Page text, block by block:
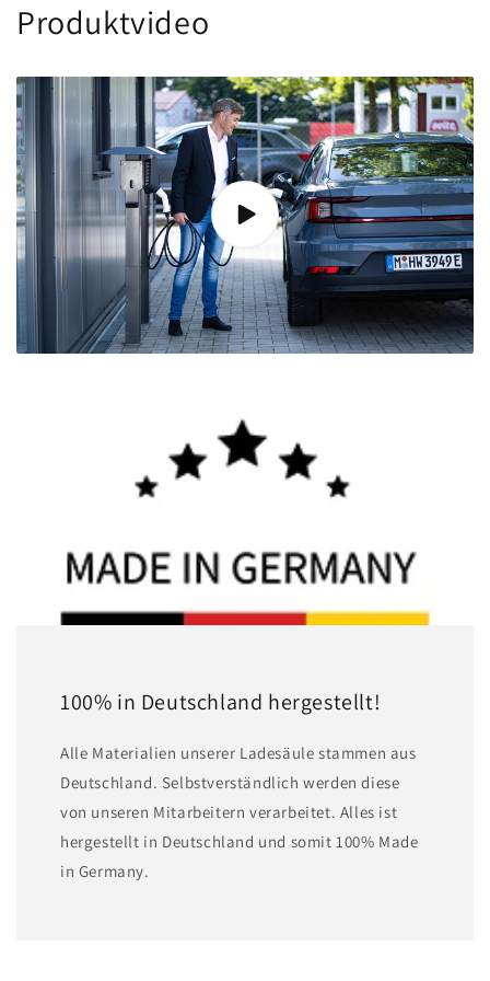
Produktvideo
100% in Deutschland hergestellt!
A lle Materialien unserer Ladesäule stammen aus
Deutschland. Selbstverständlich werden diese
von unseren Mitarbeitern verarbeitet. Alles ist
hergestellt in Deutschland und somit 100% Made
in Germany.